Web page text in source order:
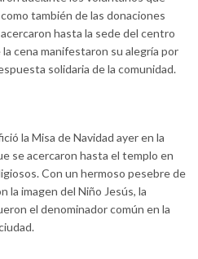
también de las donaciones
hasta la sede del centro
cena manifestaron su alegría por
solidaria de la comunidad.
la Misa de Navidad ayer en la
se acercaron hasta el templo en
Con un hermoso pesebre de
la imagen del Niño Jesús, la
el denominador común en la